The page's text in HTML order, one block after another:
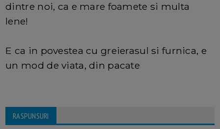
dintre noi, ca e mare foamete si multa
lene!
E ca in povestea cu greierasul si furnica, e
un mod de viata, din pacate
RASPUNSURI